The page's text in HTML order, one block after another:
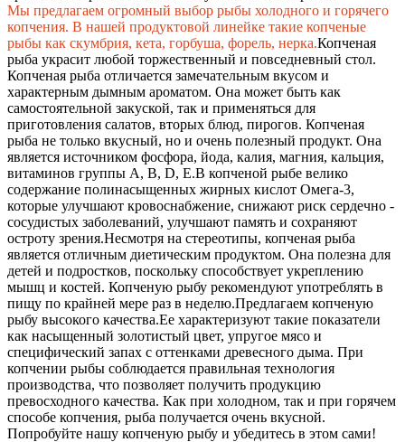
Мы предлагаем огромный выбор рыбы холодного и горячего
копчения. В нашей продуктовой линейке такие копченые
рыбы как скумбрия, кета, горбуша, форель, нерка.Копченая
рыба украсит любой торжественный и повседневный стол.
Копченая рыба отличается замечательным вкусом и
характерным дымным ароматом. Она может быть как
самостоятельной закуской, так и применяться для
приготовления салатов, вторых блюд, пирогов. Копченая
рыба не только вкусный, но и очень полезный продукт. Она
является источником фосфора, йода, калия, магния, кальция,
витаминов группы А, В, D, Е.В копченой рыбе велико
содержание полинасыщенных жирных кислот Омега-3,
которые улучшают кровоснабжение, снижают риск сердечно -
сосудистых заболеваний, улучшают память и сохраняют
остроту зрения.Несмотря на стереотипы, копченая рыба
является отличным диетическим продуктом. Она полезна для
детей и подростков, поскольку способствует укреплению
мышц и костей. Копченую рыбу рекомендуют употреблять в
пищу по крайней мере раз в неделю.Предлагаем копченую
рыбу высокого качества.Ее характеризуют такие показатели
как насыщенный золотистый цвет, упругое мясо и
специфический запах с оттенками древесного дыма. При
копчении рыбы соблюдается правильная технология
производства, что позволяет получить продукцию
превосходного качества. Как при холодном, так и при горячем
способе копчения, рыба получается очень вкусной.
Попробуйте нашу копченую рыбу и убедитесь в этом сами!